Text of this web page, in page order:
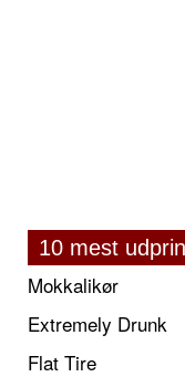
10 mest
Mokkalikør
Extremely Drunk
Flat Tire